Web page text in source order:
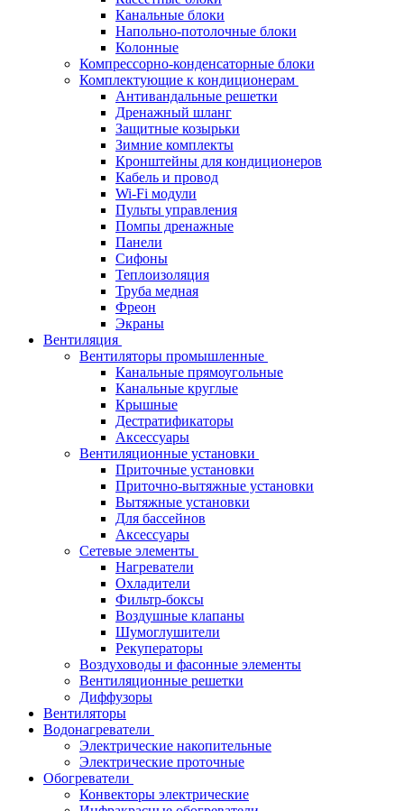
Канальные блоки
Напольно-потолочные блоки
Колонные
Компрессорно-конденсаторные блоки
Комплектующие к кондиционерам
Антивандальные решетки
Дренажный шланг
Защитные козырьки
Зимние комплекты
Кронштейны для кондиционеров
Кабель и провод
Wi-Fi модули
Пульты управления
Помпы дренажные
Панели
Сифоны
Теплоизоляция
Труба медная
Фреон
Экраны
Вентиляция
Вентиляторы промышленные
Канальные прямоугольные
Канальные круглые
Крышные
Дестратификаторы
Аксессуары
Вентиляционные установки
Приточные установки
Приточно-вытяжные установки
Вытяжные установки
Для бассейнов
Аксессуары
Сетевые элементы
Нагреватели
Охладители
Фильтр-боксы
Воздушные клапаны
Шумоглушители
Рекуператоры
Воздуховоды и фасонные элементы
Вентиляционные решетки
Диффузоры
Вентиляторы
Водонагреватели
Электрические накопительные
Электрические проточные
Обогреватели
Конвекторы электрические